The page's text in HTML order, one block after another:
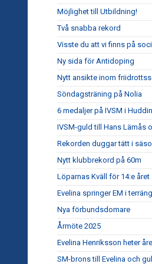
Möjlighet till Utbildning!
Två snabba rekord
Visste du att vi finns på
Ny sida för Antidoping
Nytt ansikte inom
Söndagsträning på Nolia
6 medaljer på IVSM i
IVSM-guld till Hans Lämås
Rekorden duggar tätt i
Nytt klubbrekord på 60m
Löparnas Kväll för 14:e året
Evelina springer EM i terräng
Nya förbundsdomare
Årmöte 2025
Evelina Henriksson heter
SM-brons till Evelina och